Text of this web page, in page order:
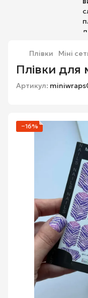
Плівки Міні
Плівки для
Артикул:
−16%